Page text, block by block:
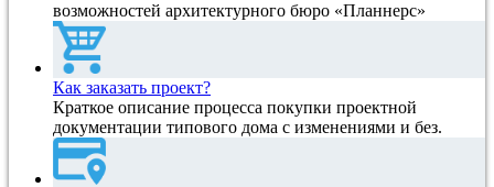
возможностей архитектурного бюро «Планнерс»
Как заказать проект?
Краткое описание процесса покупки проектной
документации типового дома с изменениями и без.